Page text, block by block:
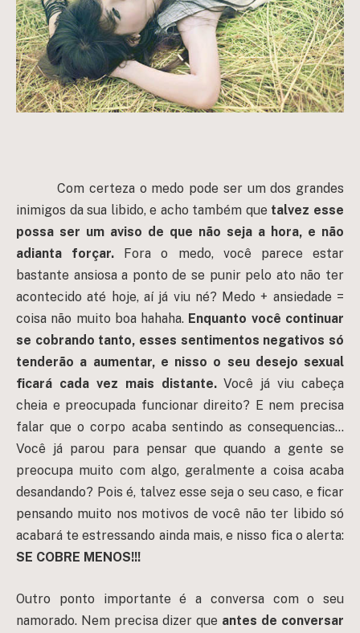
Com certeza o medo pode ser um dos grandes
inimigos da sua libido, e acho também que talvez esse
possa ser um aviso de que não seja a hora, e não
adianta forçar. Fora o medo, você parece estar
bastante ansiosa a ponto de se punir pelo ato não ter
acontecido até hoje, aí já viu né? Medo + ansiedade =
coisa não muito boa hahaha. Enquanto você continuar
se cobrando tanto, esses sentimentos negativos só
tenderão a aumentar, e nisso o seu desejo sexual
ficará cada vez mais distante.Você já viu cabeça
cheia e preocupada funcionar direito? E nem precisa
falar que o corpo acaba sentindo as consequencias…
Você já parou para pensar que quando a gente se
preocupa muito com algo, geralmente a coisa acaba
desandando? Pois é, talvez esse seja o seu caso, e ficar
pensando muito nos motivos de você não ter libido só
acabará te estressando ainda mais, e nisso fica o alerta:
SE COBRE MENOS!!!
Outro ponto importante é a conversa com o seu
namorado. Nem precisa dizer que antes de conversar